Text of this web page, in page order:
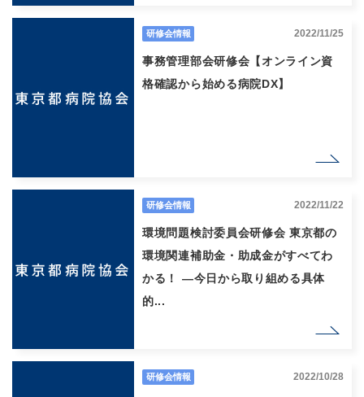
研修会情報 2022/11/25
事務管理部会研修会【オンライン資
格確認から始める病院DX】
研修会情報 2022/11/22
環境問題検討委員会研修会 東京都の
環境関連補助金・助成金がすべてわ
かる！ ―今日から取り組める具体
的...
研修会情報 2022/10/28